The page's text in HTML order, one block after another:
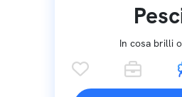
In cosa brilli